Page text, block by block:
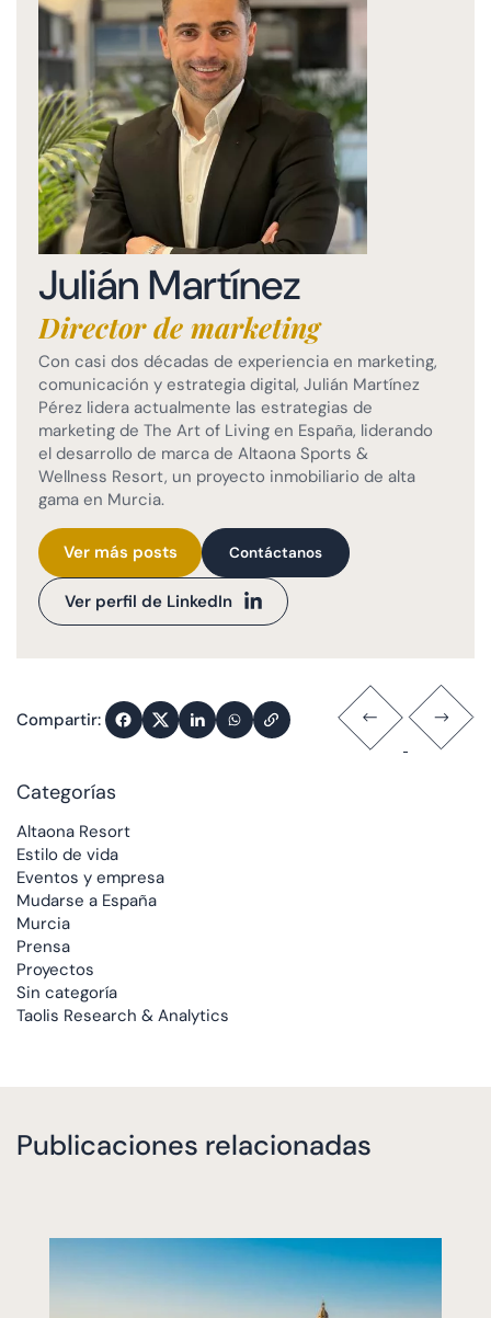
Julián Martínez
Director de marketing
Con casi dos décadas de experiencia en marketing,
comunicación y estrategia digital, Julián Martínez
Pérez lidera actualmente las estrategias de
marketing de The Art of Living en España, liderando
el desarrollo de marca de Altaona Sports &
Wellness Resort, un proyecto inmobiliario de alta
gama en Murcia.
Ver más posts Contáctanos
Ver perfil de LinkedIn
Compartir:
Categorías
Altaona Resort
Estilo de vida
Eventos y empresa
Mudarse a España
Murcia
Prensa
Proyectos
Sin categoría
Taolis Research & Analytics
Publicaciones relacionadas